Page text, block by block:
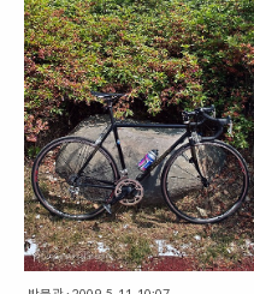
(Sears Partner in Progress
Award, 1986) 산악자전거 잡지
"올해의 자전거 상(Mountain
Biking Magazine's coveted "Bike
of the Year Award", 1994) 델타
리니어 Downtube 설계를 위한 미
국 특허 획득(Delta Linear
Downtube design, 1998) 세계 최
초의 "Softtail(소프트테일)" 자전거
등이 있으며..